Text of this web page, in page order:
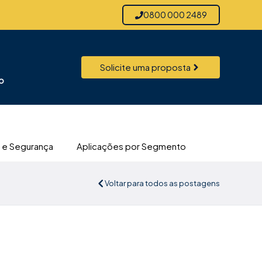
0800 000 2489
Solicite uma proposta
Segurança Aplicações por Segmento
Voltar para todos as postagens